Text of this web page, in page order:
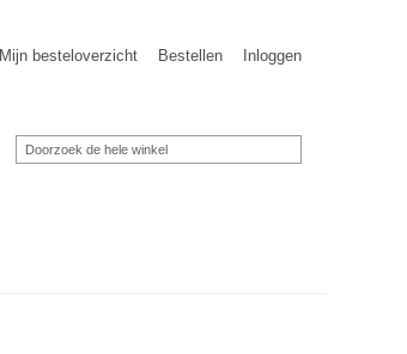
Mijn besteloverzicht Bestellen Inloggen